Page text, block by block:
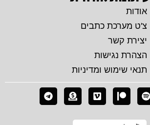
אודות
צ'ט מערכת כתבים
יצירת קשר
הצהרת נגישות
תנאי שימוש ומדיניות